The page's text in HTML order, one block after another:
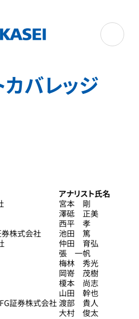
カバレッジ
アナリスト氏名
宮本 剛
澤砥 正美
西平 孝
券株式会社
池田 篤
仲田 育弘
張 一帆
梅林 秀光
岡嵜 茂樹
榎本 尚志
山田 幹也
証券株式会社渡部 貴人
大村 俊太